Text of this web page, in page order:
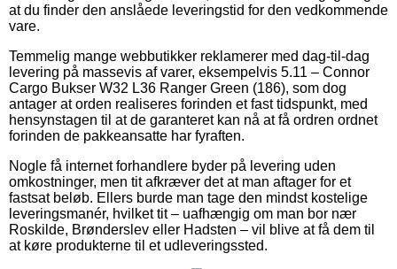
at du finder den anslåede leveringstid for den vedkommende
vare.
Temmelig mange webbutikker reklamerer med dag-til-dag
levering på massevis af varer, eksempelvis 5.11 – Connor
Cargo Bukser W32 L36 Ranger Green (186), som dog
antager at orden realiseres forinden et fast tidspunkt, med
hensynstagen til at de garanteret kan nå at få ordren ordnet
forinden de pakkeansatte har fyraften.
Nogle få internet forhandlere byder på levering uden
omkostninger, men tit afkræver det at man aftager for et
fastsat beløb. Ellers burde man tage den mindst kostelige
leveringsmanér, hvilket tit – uafhængig om man bor nær
Roskilde, Brønderslev eller Hadsten – vil blive at få dem til
at køre produkterne til et udleveringssted.